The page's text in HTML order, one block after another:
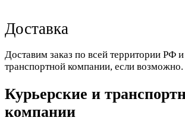
Доставка
Доставим заказ по всей территории РФ
транспортной компании, если
Курьерские и
компании